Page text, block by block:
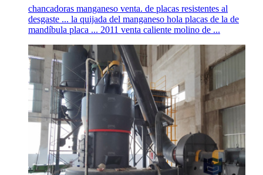
chancadoras manganeso venta. de placas resistentes al
desgaste ... la quijada del manganeso hola placas de la de
mandíbula placa ... 2011 venta caliente molino de ...